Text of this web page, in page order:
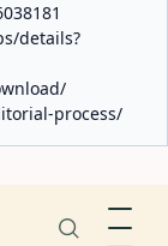
details?
process/